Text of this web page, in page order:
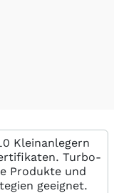
Kleinanlegern
Turbo-
Produkte und
geeignet.